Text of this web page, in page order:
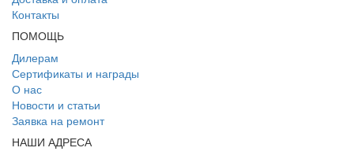
Контакты
ПОМОЩЬ
Дилерам
Сертификаты и награды
О нас
Новости и статьи
Заявка на ремонт
НАШИ АДРЕСА